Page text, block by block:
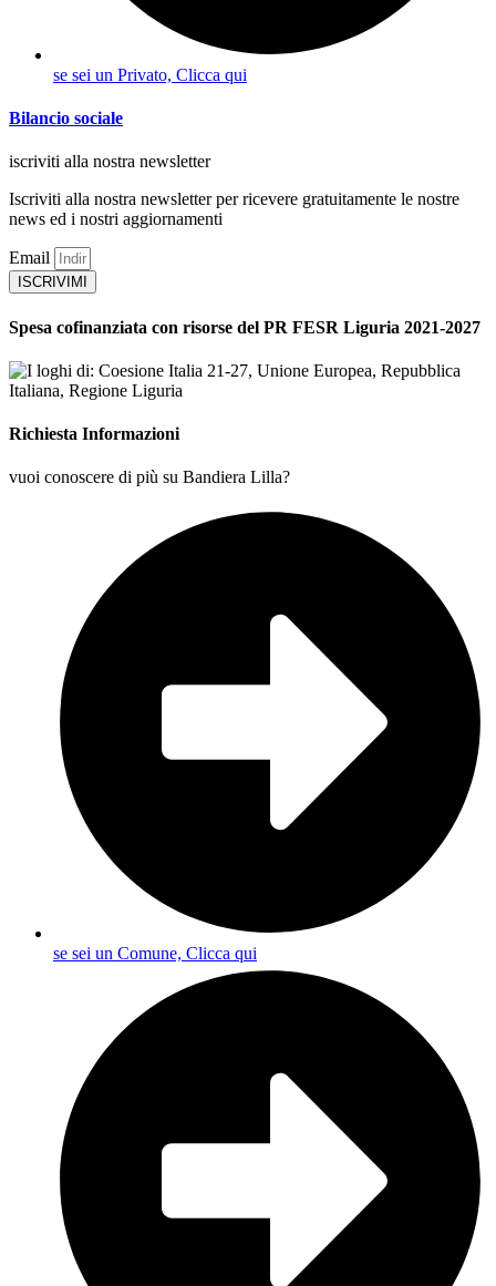
se sei un Privato, Clicca qui
Bilancio sociale
iscriviti alla nostra newsletter
Iscriviti alla nostra newsletter per ricevere gratuitamente le nostre
news ed i nostri aggiornamenti
Email
ISCRIVIMI
Spesa cofinanziata con risorse del PR FESR Liguria 2021-2027
Richiesta Informazioni
vuoi conoscere di più su Bandiera Lilla?
se sei un Comune, Clicca qui